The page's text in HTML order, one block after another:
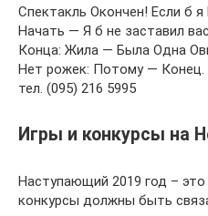
Игры и конкурсы на
Наступающий 2019 год – это
конкурсы должны быть